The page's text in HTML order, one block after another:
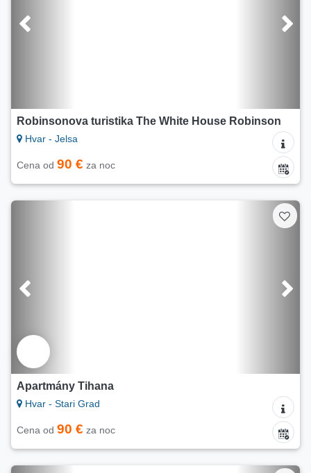
Robinsonova turistika The White House Robinson
Hvar - Jelsa
Cena od 90 € za noc
Apartmány Tihana
Hvar - Stari Grad
Cena od 90 € za noc